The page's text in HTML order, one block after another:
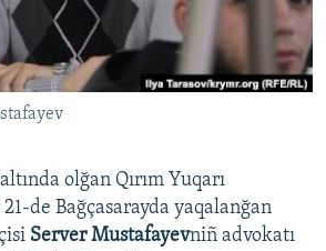
olğan Qırım Yuqarı
de Bağçasarayda yaqalanğan
Server Mustafayevniñ advokatı